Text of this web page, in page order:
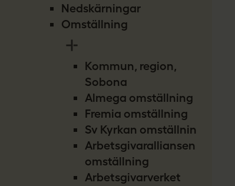
Nedskärningar
Omställning
Kommun, region,
Sobona
Almega omställning
Fremia omställning
Sv Kyrkan omställning
Arbetsgivaralliansen
omställning
Arbetsgivarverket